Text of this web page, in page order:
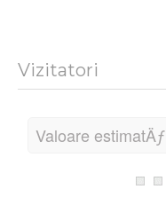
Vizitatori
Valoare estimatÄƒ